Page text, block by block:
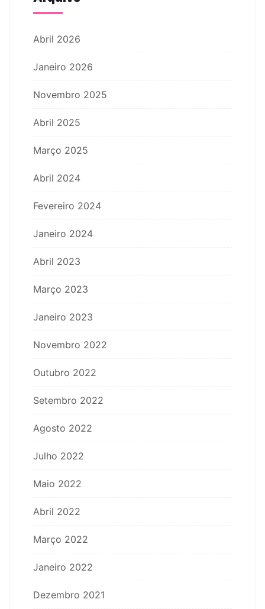
Abril 2026
Janeiro 2026
Novembro 2025
Abril 2025
Março 2025
Abril 2024
Fevereiro 2024
Janeiro 2024
Abril 2023
Março 2023
Janeiro 2023
Novembro 2022
Outubro 2022
Setembro 2022
Agosto 2022
Julho 2022
Maio 2022
Abril 2022
Março 2022
Janeiro 2022
Dezembro 2021